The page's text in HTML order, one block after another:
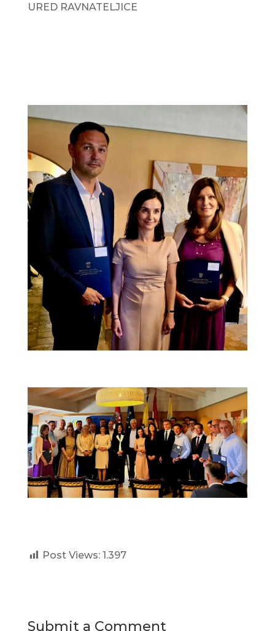
URED RAVNATELJICE
Post Views: 1.397
Submit a Comment